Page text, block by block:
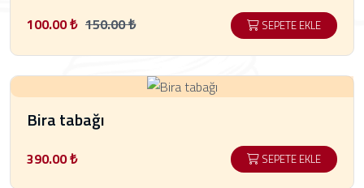
100.00 ₺ 150.00 ₺ SEPETE EKLE
Bira tabağı
390.00 ₺ SEPETE EKLE